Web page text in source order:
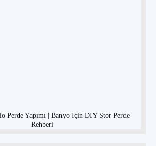
Perde Yapımı | Banyo İçin DIY Stor Perde
Rehberi